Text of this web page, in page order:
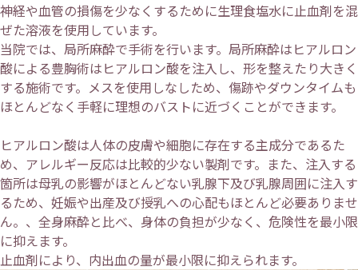
神経や血管の損傷を少なくするために生理食塩水に止血剤を混
ぜた溶液を使用しています。
当院では、局所麻酔で手術を行います。局所麻酔はヒアルロン
酸による豊胸術はヒアルロン酸を注入し、形を整えたり大きく
する施術です。メスを使用しなしため、傷跡やダウンタイムも
ほとんどなく手軽に理想のバストに近づくことができます。
ヒアルロン酸は人体の皮膚や細胞に存在する主成分であるた
め、アレルギー反応は比較的少ない製剤です。また、注入する
箇所は母乳の影響がほとんどない乳腺下及び乳腺周囲に注入す
るため、妊娠や出産及び授乳への心配もほとんど必要ありませ
ん。、全身麻酔と比べ、身体の負担が少なく、危険性を最小限
に抑えます。
止血剤により、内出血の量が最小限に抑えられます。